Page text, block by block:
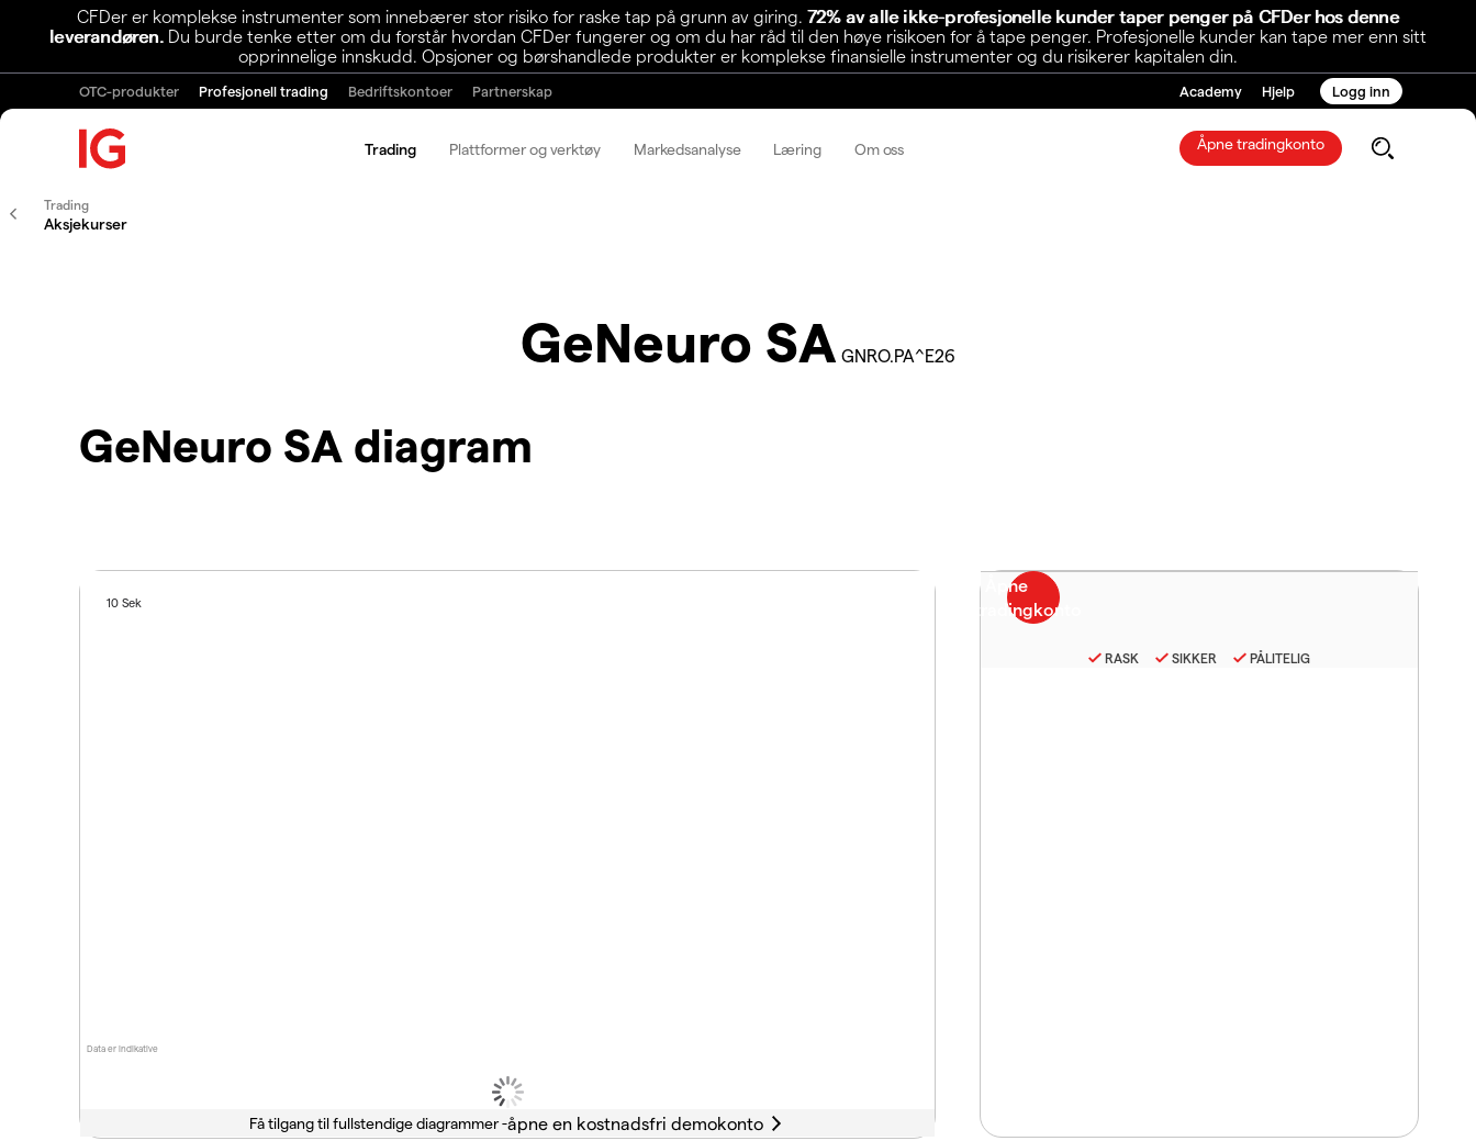
CFDer er komplekse instrumenter som innebærer stor risiko for raske tap på grunn av giring.72% av alle ikke-profesjonelle kunder taper penger på CFDer hos denne
leverandøren.Du burde tenke etter om du forstår hvordan CFDer fungerer og om du har råd til den høye risikoen for å tape penger. Profesjonelle kunder kan tape mer enn sitt
opprinnelige innskudd. Opsjoner og børshandlede produkter er komplekse finansielle instrumenter og du risikerer kapitalen din.
OTC-produkter Profesjonell trading Bedriftskontoer Partnerskap Academy Hjelp Logg inn
Trading Plattformer og verktøy Markedsanalyse Læring Om oss Åpne tradingkonto
Trading
Aksjekurser
GeNeuro SA GNRO.PA^E26
GeNeuro SA diagram
Data er indikative
10 Sek
Få tilgang til fullstendige diagrammer -
RASK SIKKER PÅLITELIG